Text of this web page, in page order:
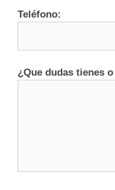
Teléfono:
¿Que dudas tienes